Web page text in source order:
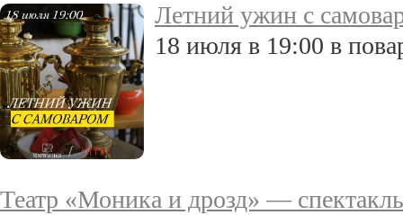
Летний ужин с
18 июля в 19:00 в
Театр «Моника и дрозд» —